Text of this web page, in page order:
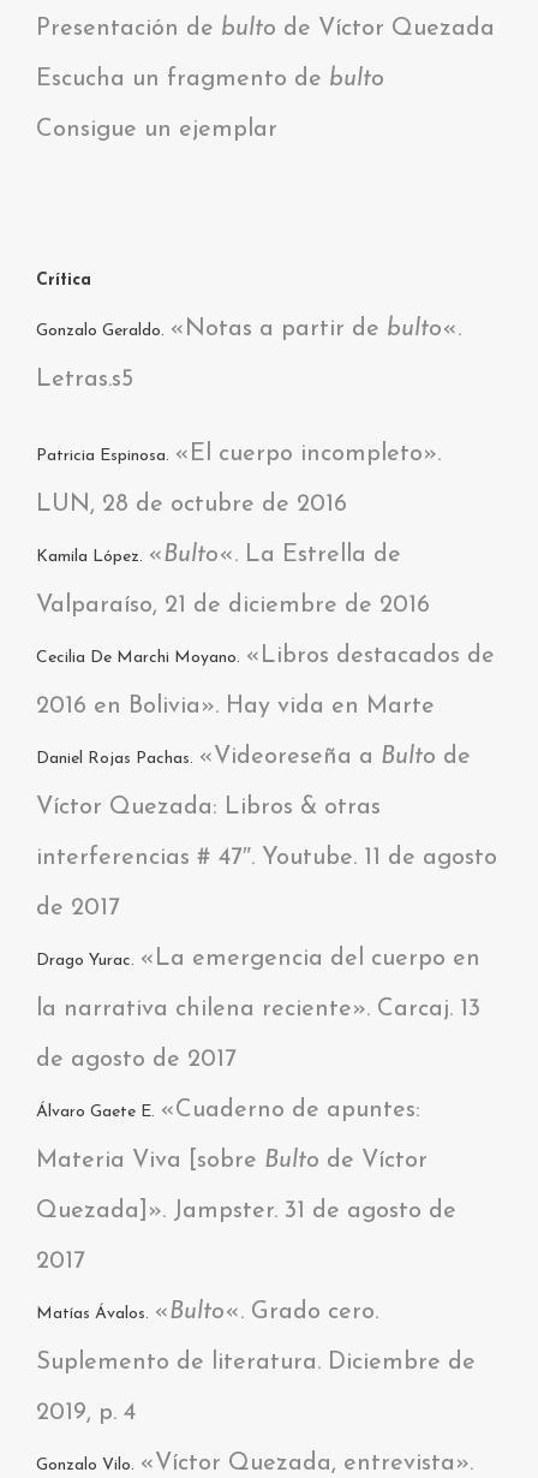
Presentación de bulto de Víctor Quezada
Escucha un fragmento de bulto
Consigue un ejemplar
Crítica
Gonzalo Geraldo. «Notas a partir de bulto«.
Letras.s5
Patricia Espinosa. «El cuerpo incompleto».
LUN, 28 de octubre de 2016
Kamila López. «Bulto«. La Estrella de
Valparaíso, 21 de diciembre de 2016
Cecilia De Marchi Moyano. «Libros destacados de
2016 en Bolivia». Hay vida en Marte
Daniel Rojas Pachas. «Videoreseña a Bulto de
Víctor Quezada: Libros & otras
interferencias # 47″. Youtube. 11 de agosto
de 2017
Drago Yurac. «La emergencia del cuerpo en
la narrativa chilena reciente». Carcaj. 13
de agosto de 2017
Álvaro Gaete E. «Cuaderno de apuntes:
Materia Viva [sobre Bulto de Víctor
Quezada]». Jampster. 31 de agosto de
2017
Matías Ávalos. «Bulto«. Grado cero.
Suplemento de literatura. Diciembre de
2019, p. 4
Gonzalo Vilo. «Víctor Quezada, entrevista».